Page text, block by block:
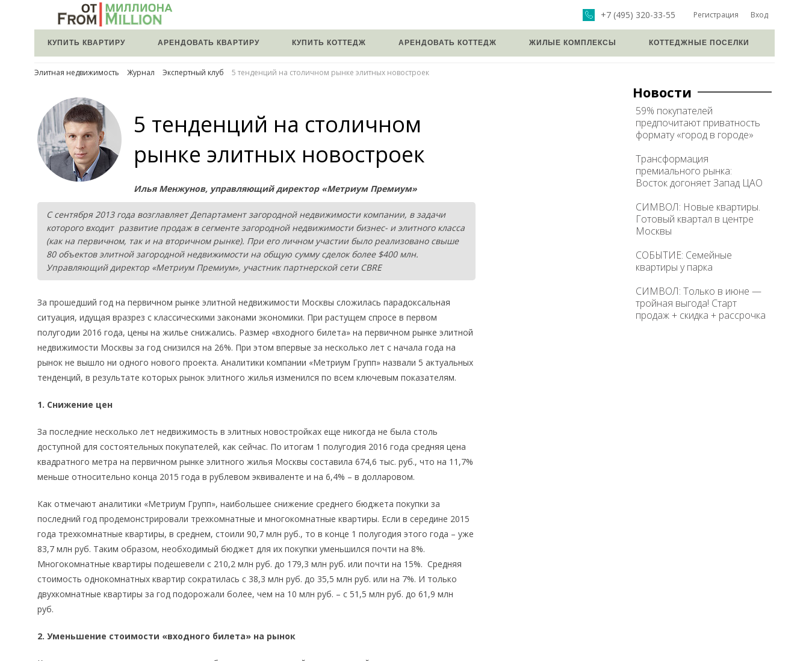
Регистрация Вход
+7 (495) 320-33-55
КУПИТЬ КВАРТИРУ АРЕНДОВАТЬ КВАРТИРУ КУПИТЬ КОТТЕДЖ АРЕНДОВАТЬ КОТТЕДЖ ЖИЛЫЕ КОМПЛЕКСЫ КОТТЕДЖНЫЕ ПОСЕЛКИ
Элитная недвижимость Журнал Экспертный клуб 5 тенденций на столичном рынке элитных новостроек
5 тенденций на столичном
рынке элитных новостроек
Илья Менжунов, управляющий директор «Метриум Премиум»
С сентября 2013 года возглавляет Департамент загородной недвижимости компании, в задачи
которого входит развитие продаж в сегменте загородной недвижимости бизнес- и элитного класса
(как на первичном, так и на вторичном рынке). При его личном участии было реализовано свыше
80 объектов элитной загородной недвижимости на общую сумму сделок более $400 млн.
Управляющий директор «Метриум Премиум», участник партнерской сети CBRE
За прошедший год на первичном рынке элитной недвижимости Москвы сложилась парадоксальная
ситуация, идущая вразрез с классическими законами экономики. При растущем спросе в первом
полугодии 2016 года, цены на жилье снижались. Размер «входного билета» на первичном рынке элитной
недвижимости Москвы за год снизился на 26%. При этом впервые за несколько лет с начала года на
рынок не вышло ни одного нового проекта. Аналитики компании «Метриум Групп» назвали 5 актуальных
тенденций, в результате которых рынок элитного жилья изменился по всем ключевым показателям.
1. Снижение цен
За последние несколько лет недвижимость в элитных новостройках еще никогда не была столь
доступной для состоятельных покупателей, как сейчас. По итогам 1 полугодия 2016 года средняя цена
квадратного метра на первичном рынке элитного жилья Москвы составила 674,6 тыс. руб., что на 11,7%
меньше относительно конца 2015 года в рублевом эквиваленте и на 6,4% – в долларовом.
Как отмечают аналитики «Метриум Групп», наибольшее снижение среднего бюджета покупки за
последний год продемонстрировали трехкомнатные и многокомнатные квартиры. Если в середине 2015
года трехкомнатные квартиры, в среднем, стоили 90,7 млн руб., то в конце 1 полугодия этого года – уже
83,7 млн руб. Таким образом, необходимый бюджет для их покупки уменьшился почти на 8%.
Многокомнатные квартиры подешевели с 210,2 млн руб. до 179,3 млн руб. или почти на 15%. Средняя
стоимость однокомнатных квартир сократилась с 38,3 млн руб. до 35,5 млн руб. или на 7%. И только
двухкомнатные квартиры за год подорожали более, чем на 10 млн руб. – с 51,5 млн руб. до 61,9 млн
руб.
2. Уменьшение стоимости «входного билета» на рынок
Новости
59% покупателей
предпочитают приватность
формату «город в городе»
Трансформация
премиального рынка:
Восток догоняет Запад ЦАО
СИМВОЛ: Новые квартиры.
Готовый квартал в центре
Москвы
СОБЫТИЕ: Семейные
квартиры у парка
СИМВОЛ: Только в июне —
тройная выгода! Старт
продаж + скидка + рассрочка